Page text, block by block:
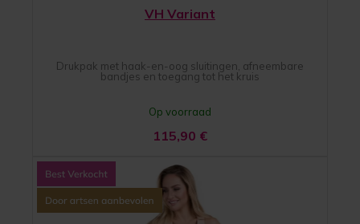
VH Variant
Drukpak met haak-en-oog sluitingen, afneembare
bandjes en toegang tot het kruis
Op voorraad
115,90 €